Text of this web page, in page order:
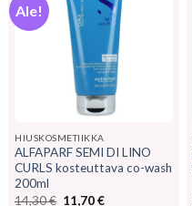
Ale!
HIUSKOSMETIIKKA
ALFAPARF SEMI DI LINO
CURLS kosteuttava co-wash
200ml
14,30€ Alkuperäinen
11,70€Nykyinen